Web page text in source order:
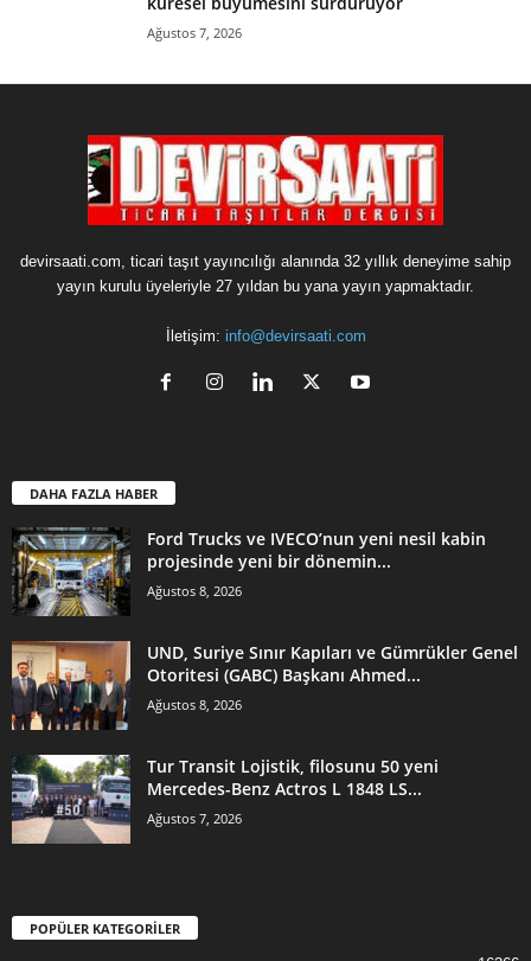
Ağustos 7, 2026
devirsaati.com, ticari taşıt yayıncılığı alanında 32 yıllık deneyime sahip
yayın kurulu üyeleriyle 27 yıldan bu yana yayın yapmaktadır.
İletişim: info@devirsaati.com
DAHA FAZLA HABER
Ford Trucks ve IVECO’nun yeni nesil kabin
projesinde yeni bir dönemin...
Ağustos 8, 2026
UND, Suriye Sınır Kapıları ve Gümrükler Genel
Otoritesi (GABC) Başkanı Ahmed...
Ağustos 8, 2026
Tur Transit Lojistik, filosunu 50 yeni
Mercedes-Benz Actros L 1848 LS...
Ağustos 7, 2026
POPÜLER KATEGORİLER